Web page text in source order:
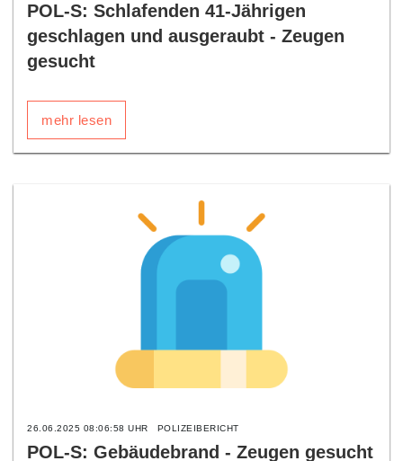
POL-S: Schlafenden 41-Jährigen
geschlagen und ausgeraubt - Zeugen
gesucht
mehr lesen
26.06.2025 08:06:58 UHR POLIZEIBERICHT
POL-S: Gebäudebrand - Zeugen gesucht